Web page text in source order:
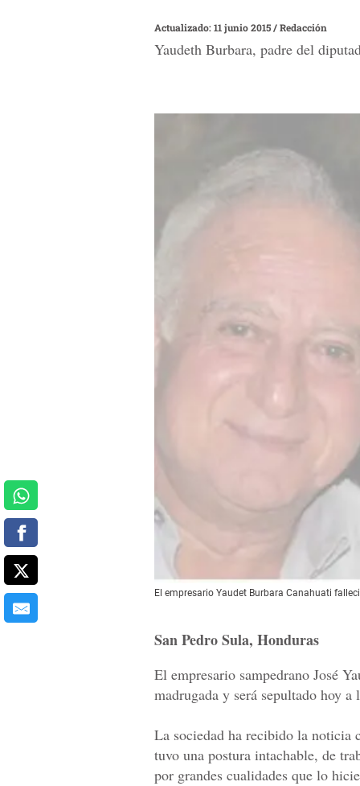
Actualizado: 11 junio 2015/Redacción
Yaudeth Burbara, padre del
El empresario Yaudet Burbara Canahuati
San Pedro Sula, Honduras
El empresario sampedrano José
madrugada y será sepultado hoy a
La sociedad ha recibido la noticia
tuvo una postura intachable, de
por grandes cualidades que lo